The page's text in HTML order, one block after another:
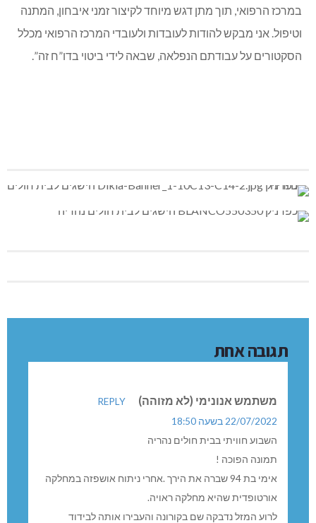
במרכז הרפואי, תוך מתן דגש מיוחד לקיצור זמני איבחון, המתנה
וטיפול. אני מבקש להודות לעובדות ולעובדי המרכז הרפואי מכלל
הסקטורים על עבודתם הנפלאה, שבאה לידי ביטוי בדו”ח זה”.
תגובה אחת
משתמש אנונימי (לא מזוהה)
REPLY
22/07/2022 בשעה 18:50
השבוע חוויתי בבית חולים נהריה
תמונה הפוכה !
אימי בת 94 שברה את הירך .אחרי ניתוח אושפזה במחלקה
אורטופדית שהיא מחלקה ראויה.
לרוע המזל נדבקה שם בקורונה והעבירו אותה לבידוד